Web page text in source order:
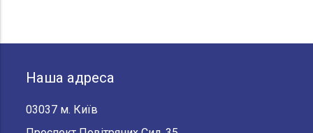
Наша адреса
03037 м. Київ